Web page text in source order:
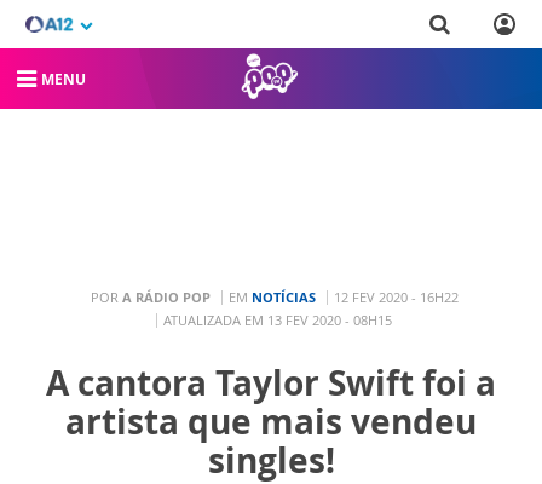
MENU
POR A RÁDIO POP EM NOTÍCIAS
12 FEV 2020 - 16H22
ATUALIZADA EM 13 FEV 2020 - 08H15
A cantora Taylor Swift foi a
artista que mais vendeu
singles!